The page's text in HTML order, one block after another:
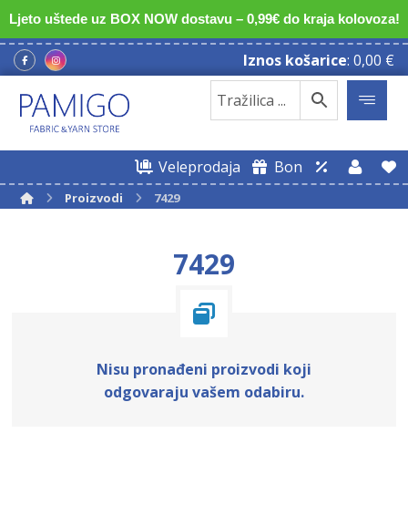
Ljeto uštede uz BOX NOW dostavu – 0,99€ do kraja kolovoza!
Iznos košarice: 0,00 €
Veleprodaja Bon
Proizvodi 7429
7429
Nisu pronađeni proizvodi koji
odgovaraju vašem odabiru.